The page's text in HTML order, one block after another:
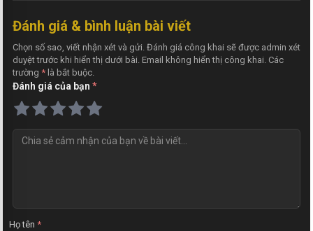
Đánh giá & bình luận bài viết
Chọn số sao, viết nhận xét và gửi. Đánh giá công khai sẽ được admin xét
duyệt trước khi hiển thị dưới bài. Email không hiển thị công khai. Các
trường * là bắt buộc.
Đánh giá của bạn *
Họ tên *